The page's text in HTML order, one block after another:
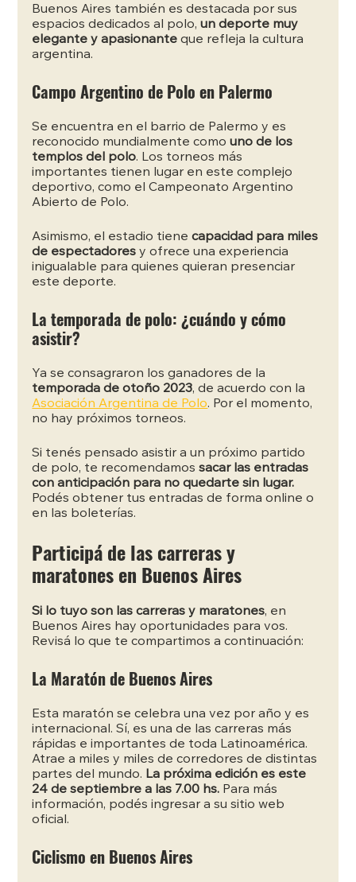
Buenos Aires también es destacada por sus
espacios dedicados al polo, un deporte muy
elegante y apasionante que refleja la cultura
argentina.
Campo Argentino de Polo en Palermo
Se encuentra en el barrio de Palermo y es
reconocido mundialmente como uno de los
templos del polo. Los torneos más
importantes tienen lugar en este complejo
deportivo, como el Campeonato Argentino
Abierto de Polo.
Asimismo, el estadio tiene capacidad para miles
de espectadores y ofrece una experiencia
inigualable para quienes quieran presenciar
este deporte.
La temporada de polo: ¿cuándo y cómo
asistir?
Ya se consagraron los ganadores de la
temporada de otoño 2023, de acuerdo con la
Asociación Argentina de Polo. Por el momento,
no hay próximos torneos.
Si tenés pensado asistir a un próximo partido
de polo, te recomendamos sacar las entradas
con anticipación para no quedarte sin lugar.
Podés obtener tus entradas de forma online o
en las boleterías.
Participá de las carreras y
maratones en Buenos Aires
Si lo tuyo son las carreras y maratones, en
Buenos Aires hay oportunidades para vos.
Revisá lo que te compartimos a continuación:
La Maratón de Buenos Aires
Esta maratón se celebra una vez por año y es
internacional. Sí, es una de las carreras más
rápidas e importantes de toda Latinoamérica.
Atrae a miles y miles de corredores de distintas
partes del mundo. La próxima edición es este
24 de septiembre a las 7.00 hs. Para más
información, podés ingresar a su sitio web
oficial.
Ciclismo en Buenos Aires